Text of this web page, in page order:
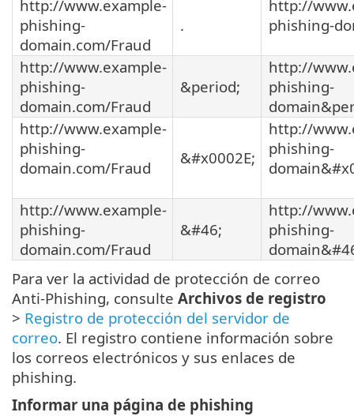
http://www.example-
phishing-
domain.com/Fraud
.
http://
phishing-
http://www.example-
phishing-
domain.com/Fraud
&period;
http://
phishing-
http://www.example-
phishing-
domain.com/Fraud
&#x0002E;
http://
phishing-
http://www.example-
phishing-
domain.com/Fraud
&#46;
http://
phishing-
Para ver la actividad de protección de correo
Anti-Phishing, consulte Archivos de registro
> Registro de protección del servidor de
correo. El registro contiene información sobre
los correos electrónicos y sus enlaces de
phishing.
Informar una página de phishing